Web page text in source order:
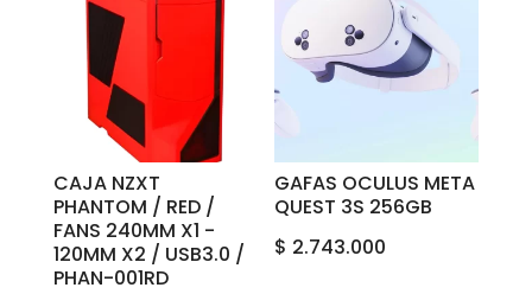
CAJA NZXT
PHANTOM / RED /
FANS 240M‎M X1 ‎-
‎120MM ‎X2‎ ‎/ ‎USB‎3.0 ‎/
‎‎‎PHAN-001RD
GAFAS OCULUS META
QUEST 3S 256GB
$ 2.743.000